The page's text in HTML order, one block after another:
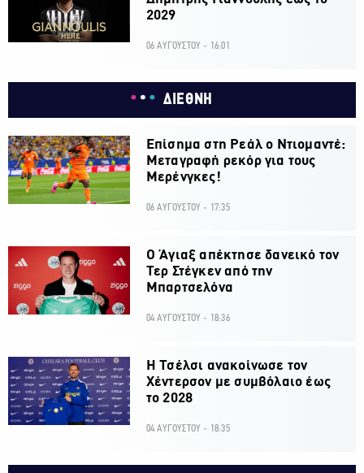
2029
06 ΑΥΓΟΥΣΤΟΥ - 16:01
ΔΙΕΘΝΗ
Επίσημα στη Ρεάλ ο Ντιομαντέ:
Μεταγραφή ρεκόρ για τους
Μερένγκες!
06 ΑΥΓΟΥΣΤΟΥ - 17:35
Ο Άγιαξ απέκτησε δανεικό τον
Τερ Στέγκεν από την
Μπαρτσελόνα
04 ΑΥΓΟΥΣΤΟΥ - 18:36
H Τσέλσι ανακοίνωσε τον
Χέντερσον με συμβόλαιο έως
το 2028
04 ΑΥΓΟΥΣΤΟΥ - 18:35